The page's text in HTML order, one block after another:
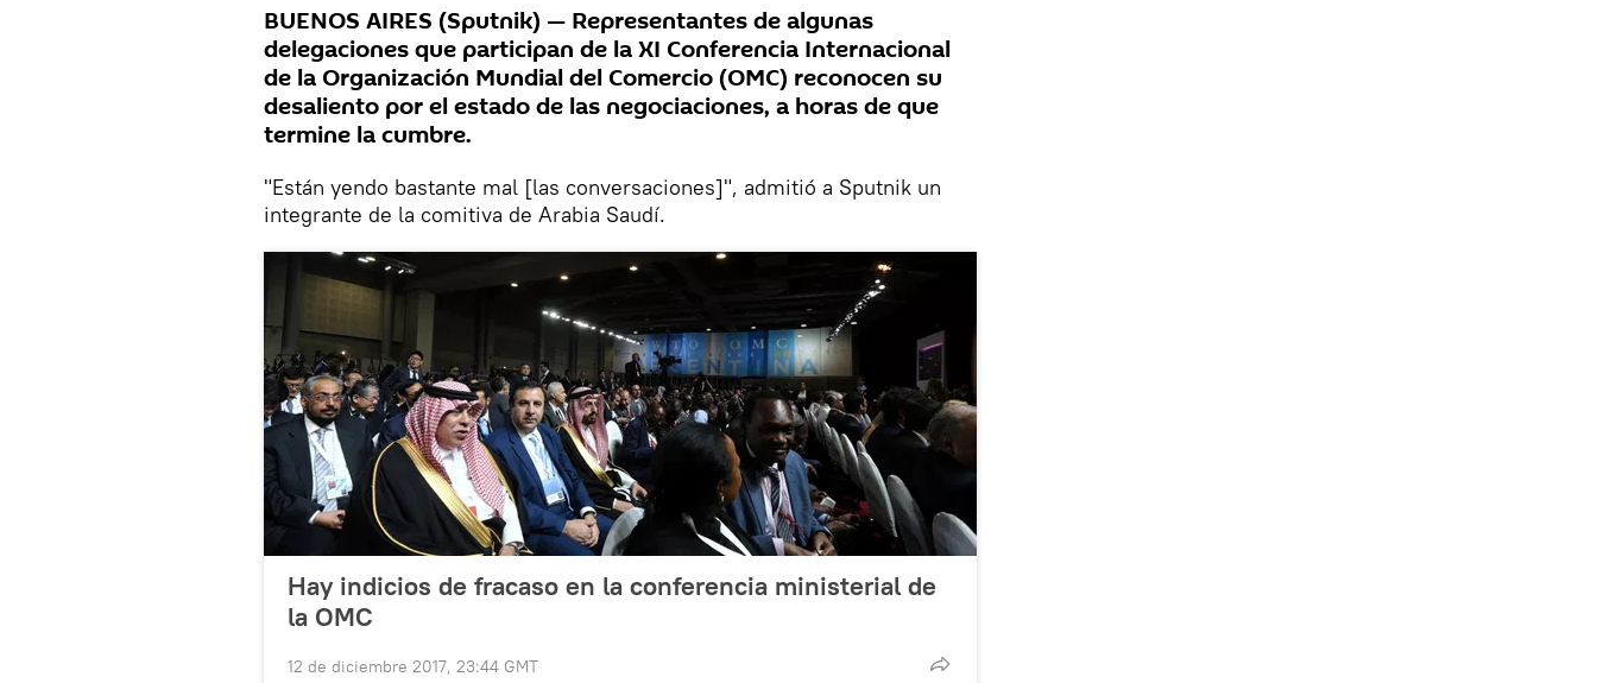
BUENOS AIRES (Sputnik) — Representantes de algunas
delegaciones que participan de la XI Conferencia Internacional
de la Organización Mundial del Comercio (OMC) reconocen su
desaliento por el estado de las negociaciones, a horas de que
termine la cumbre.
"Están yendo bastante mal [las conversaciones]", admitió a Sputnik un
integrante de la comitiva de Arabia Saudí.
Hay indicios de fracaso en la conferencia ministerial de
la OMC
12 de diciembre 2017, 23:44 GMT